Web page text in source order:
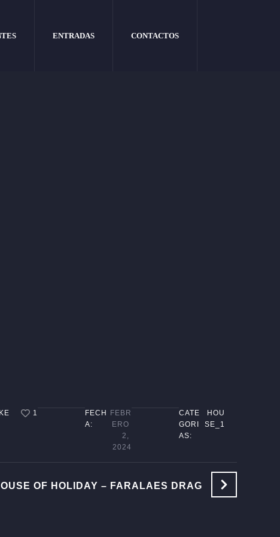
ENTRADAS CONTACTOS
1
FECH
A:
FEBR
ERO
2,
2024
CATE
GORI
AS:
HOU
SE_1
OF HOLIDAY – FARALAES DRAG